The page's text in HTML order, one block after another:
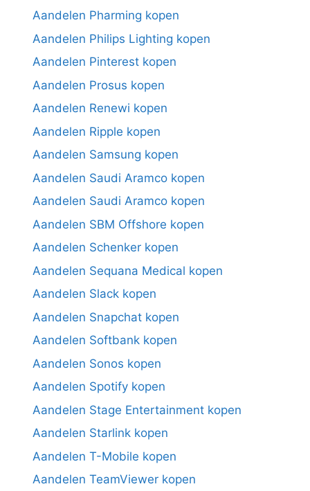
Aandelen Pharming kopen
Aandelen Philips Lighting kopen
Aandelen Pinterest kopen
Aandelen Prosus kopen
Aandelen Renewi kopen
Aandelen Ripple kopen
Aandelen Samsung kopen
Aandelen Saudi Aramco kopen
Aandelen Saudi Aramco kopen
Aandelen SBM Offshore kopen
Aandelen Schenker kopen
Aandelen Sequana Medical kopen
Aandelen Slack kopen
Aandelen Snapchat kopen
Aandelen Softbank kopen
Aandelen Sonos kopen
Aandelen Spotify kopen
Aandelen Stage Entertainment kopen
Aandelen Starlink kopen
Aandelen T-Mobile kopen
Aandelen TeamViewer kopen